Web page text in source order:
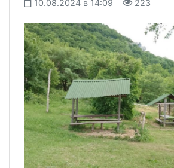
10.08.2024 в 14:09 223